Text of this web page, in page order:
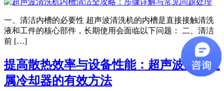
一、清洁内槽的必要性 超声波清洗机的内槽是直接接触清洗
液和工件的核心部件，长期使用会面临以下问题： 二、清洁
前 […]
提高散热效率与设备性能：超声波清洗金
属冷却器的有效方法